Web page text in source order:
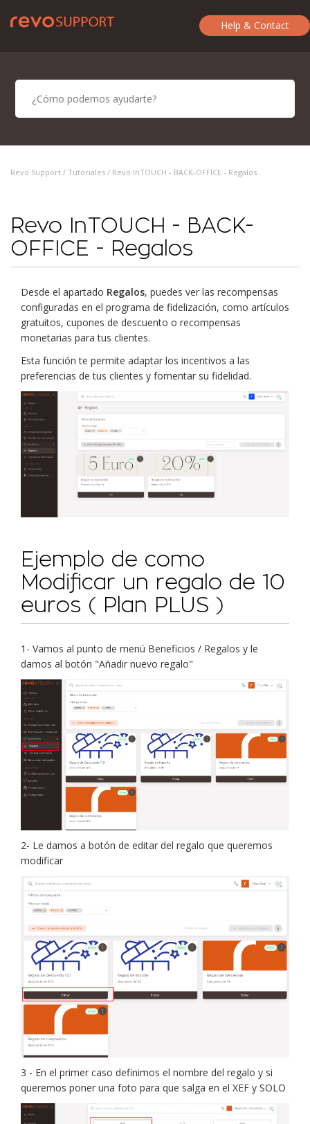
Help & Contact
Revo Support / Tutoriales / Revo InTOUCH - BACK-OFFICE - Regalos
Revo InTOUCH - BACK-
OFFICE - Regalos
Desde el apartado Regalos, puedes ver las recompensas
configuradas en el programa de fidelización, como artículos
gratuitos, cupones de descuento o recompensas
monetarias para tus clientes.
Esta función te permite adaptar los incentivos a las
preferencias de tus clientes y fomentar su fidelidad.
Ejemplo de como
Modificar un regalo de 10
euros ( Plan PLUS )
1- Vamos al punto de menú Beneficios / Regalos y le
damos al botón "Añadir nuevo regalo"
2- Le damos a botón de editar del regalo que queremos
modificar
3 - En el primer caso definimos el nombre del regalo y si
queremos poner una foto para que salga en el XEF y SOLO